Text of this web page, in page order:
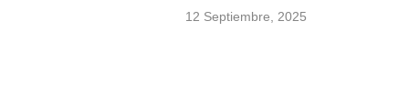
12 Septiembre, 2025